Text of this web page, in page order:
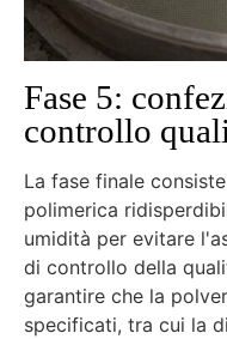
Fase 5:
controllo
La fase finale
polimerica
umidità per evitare
di controllo della
garantire che la
specificati, tra cui la